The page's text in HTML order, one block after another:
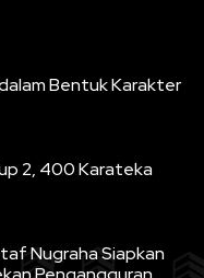
Bentuk Karakter
2, 400 Karateka
Nugraha Siapkan